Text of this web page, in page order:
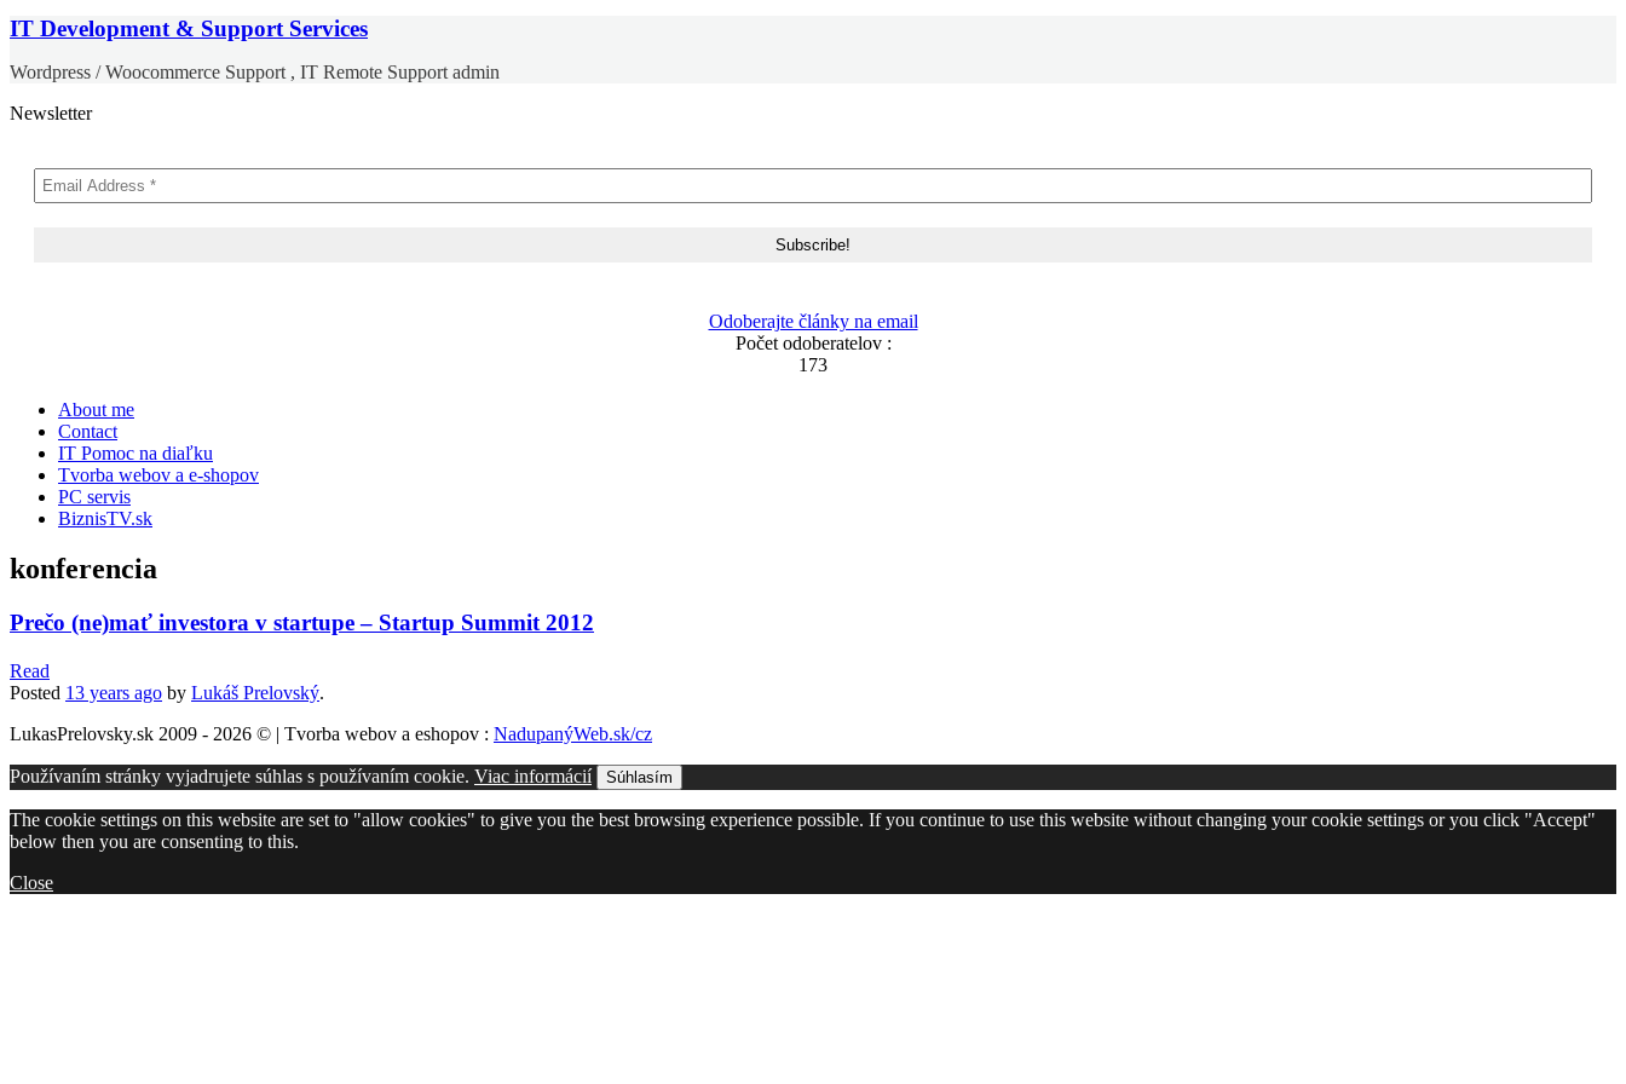
IT Development & Support Services
Wordpress / Woocommerce Support , IT Remote Support admin
Newsletter
Odoberajte články na email
Počet odoberatelov :
173
Skip
content
About me
Contact
IT Pomoc na diaľku
Tvorba webov a e-shopov
PC servis
BiznisTV.sk
konferencia
Prečo (ne)mať investora v startupe – Startup Summit 2012
Read
Posted 13 years ago by Lukáš Prelovský.
LukasPrelovsky.sk 2009 - 2026 © | Tvorba webov a eshopov : NadupanýWeb.sk/cz
Používaním stránky vyjadrujete súhlas s používaním cookie. Viac informácií Súhlasím
The cookie settings on this website are set to "allow cookies" to give you the best browsing experience possible. If you continue to use this website without changing your cookie settings or you click "Accept"
below then you are consenting to this.
Close